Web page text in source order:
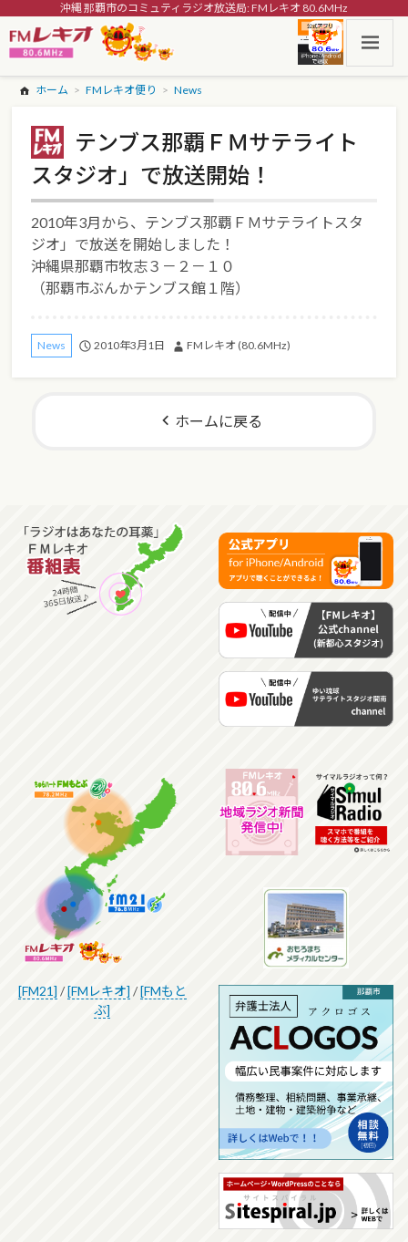
沖縄 那覇市のコミュティラジオ放送局: FMレキオ 80.6MHz
ホーム FMレキオ便り News
テンブス那覇ＦＭサテライト
スタジオ」で放送開始！
2010年3月から、テンブス那覇ＦＭサテライトスタ
ジオ」で放送を開始しました！
沖縄県那覇市牧志３－２－１０
（那覇市ぶんかテンブス館１階）
News 2010年3月1日 FMレキオ (80.6MHz)
ホームに戻る
[FM21] /[FMレキオ] /[FMもと
ぶ]